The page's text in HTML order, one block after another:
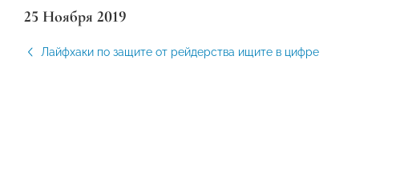
25 Ноября 2019
Лайфхаки по защите от рейдерства ищите в цифре